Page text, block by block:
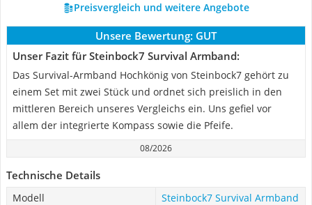
Preisvergleich und weitere Angebote
Unsere Bewertung: GUT
Unser Fazit für Steinbock7 Survival Armband:
Das Survival-Armband Hochkönig von Steinbock7 gehört zu
einem Set mit zwei Stück und ordnet sich preislich in den
mittleren Bereich unseres Vergleichs ein. Uns gefiel vor
allem der integrierte Kompass sowie die Pfeife.
08/2026
Technische Details
Modell
Steinbock7 Survival Armband